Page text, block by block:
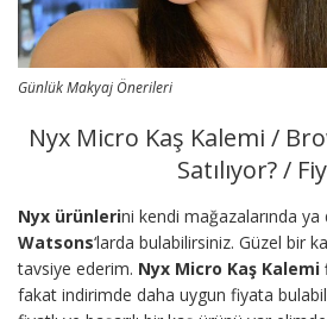
Günlük Makyaj Önerileri
Nyx Micro Kaş Kalemi /
Satılıyor? /
Nyx ürünlerini kendi mağazalarında
Watsons‘larda bulabilirsiniz. Güzel bir
tavsiye ederim. Nyx Micro Kaş Kalemi
fakat indirimde daha uygun fiyata